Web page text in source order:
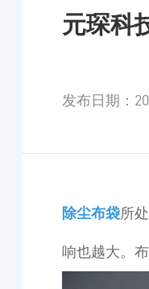
元琛科
发布日期：
除尘布袋所
响也越大。